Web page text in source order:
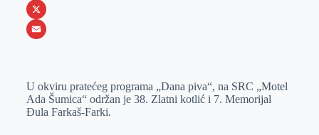
b
o
s
e
e
r
n
k
I
n
i
b
W
h
s
A
X
a
i
U okviru pratećeg programa „Dana piva“, na SRC „Motel
Ada Šumica“ održan je 38. Zlatni kotlić i 7. Memorijal
Đula Farkaš-Farki.